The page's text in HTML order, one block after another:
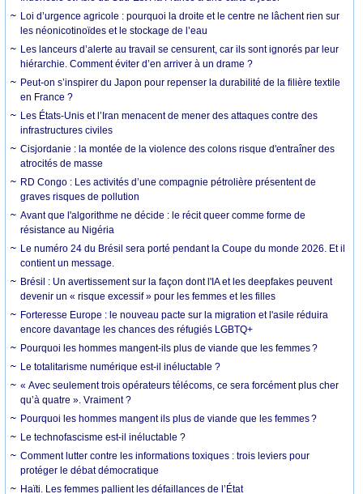
Loi d’urgence agricole : pourquoi la droite et le centre ne lâchent rien sur
les néonicotinoïdes et le stockage de l’eau
Les lanceurs d’alerte au travail se censurent, car ils sont ignorés par leur
hiérarchie. Comment éviter d’en arriver à un drame ?
Peut-on s’inspirer du Japon pour repenser la durabilité de la filière textile
en France ?
Les États-Unis et l’Iran menacent de mener des attaques contre des
infrastructures civiles
Cisjordanie : la montée de la violence des colons risque d'entraîner des
atrocités de masse
RD Congo : Les activités d’une compagnie pétrolière présentent de
graves risques de pollution
Avant que l'algorithme ne décide : le récit queer comme forme de
résistance au Nigéria
Le numéro 24 du Brésil sera porté pendant la Coupe du monde 2026. Et il
contient un message.
Brésil : Un avertissement sur la façon dont l'IA et les deepfakes peuvent
devenir un « risque excessif » pour les femmes et les filles
Forteresse Europe : le nouveau pacte sur la migration et l'asile réduira
encore davantage les chances des réfugiés LGBTQ+
Pourquoi les hommes mangent-ils plus de viande que les femmes ?
Le totalitarisme numérique est-il inéluctable ?
« Avec seulement trois opérateurs télécoms, ce sera forcément plus cher
qu’à quatre ». Vraiment ?
Pourquoi les hommes mangent ils plus de viande que les femmes ?
Le technofascisme est-il inéluctable ?
Comment lutter contre les informations toxiques : trois leviers pour
protéger le débat démocratique
Haïti. Les femmes pallient les défaillances de l’État